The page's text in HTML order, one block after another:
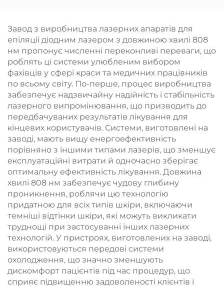
підтягування та
омолодження шкіри
обличчя за
допомогою
радіочастотної
терапії, а також для
схуднення та
зменшення об’ємів
тіла
Завод з виробництва лазерних апаратів для
епіляції діодним лазером з довжиною хвилі 808
нм пропонує численні переконливі переваги, що
роблять ці системи улюбленим вибором
фахівців у сфері краси та медичних працівників
по всьому світу. По-перше, процес виробництва
забезпечує надзвичайну надійність і стабільність
лазерного випромінювання, що призводить до
передбачуваних результатів лікування для
кінцевих користувачів. Системи, виготовлені на
заводі, мають вищу енергоефективність
порівняно з іншими типами лазерів, що зменшує
експлуатаційні витрати й одночасно зберігає
оптимальну ефективність лікування. Довжина
хвилі 808 нм забезпечує чудову глибину
проникнення, роблячи цю технологію
придатною для всіх типів шкіри, включаючи
темніші відтінки шкіри, які можуть викликати
труднощі при застосуванні інших лазерних
технологій. У пристроях, виготовлених на заводі,
використовуються передові системи
охолодження, що значно зменшують
дискомфорт пацієнтів під час процедур, що
сприяє підвищенню задоволеності клієнтів і